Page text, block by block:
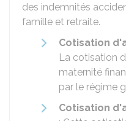
des indemnités
famille et retraite.
Cotisation
La cotisation
maternité
par le régime
Cotisation